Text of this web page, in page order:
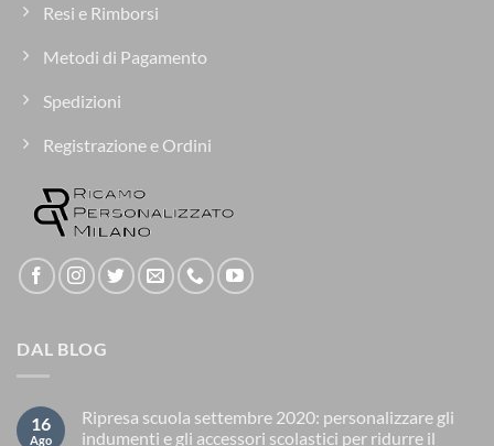
Resi e Rimborsi
Metodi di Pagamento
Spedizioni
Registrazione e Ordini
DAL BLOG
16
Ago
Ripresa scuola settembre 2020: personalizzare gli
indumenti e gli accessori scolastici per ridurre il